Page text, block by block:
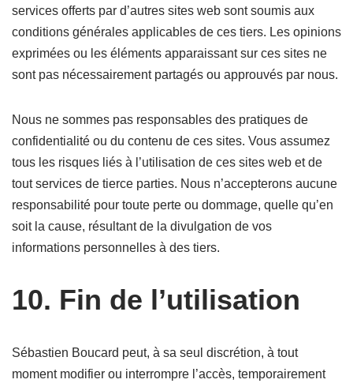
services offerts par d’autres sites web sont soumis aux
conditions générales applicables de ces tiers. Les opinions
exprimées ou les éléments apparaissant sur ces sites ne
sont pas nécessairement partagés ou approuvés par nous.
Nous ne sommes pas responsables des pratiques de
confidentialité ou du contenu de ces sites. Vous assumez
tous les risques liés à l’utilisation de ces sites web et de
tout services de tierce parties. Nous n’accepterons aucune
responsabilité pour toute perte ou dommage, quelle qu’en
soit la cause, résultant de la divulgation de vos
informations personnelles à des tiers.
10. Fin de l’utilisation
Sébastien Boucard peut, à sa seul discrétion, à tout
moment modifier ou interrompre l’accès, temporairement